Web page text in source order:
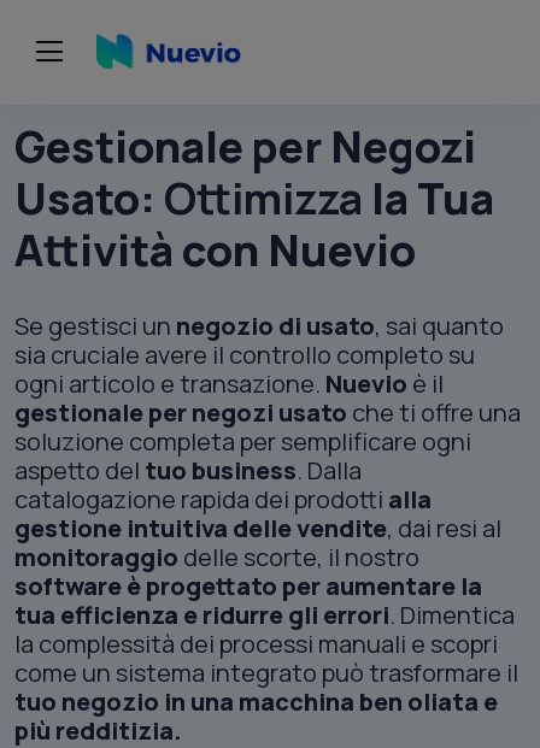
Gestionale per Negozi
Usato: Ottimizza la Tua
Attività con Nuevio
Se gestisci un negozio di usato, sai quanto
sia cruciale avere il controllo completo su
ogni articolo e transazione. Nuevio è il
gestionale per negozi usato che ti offre una
soluzione completa per semplificare ogni
aspetto del tuo business. Dalla
catalogazione rapida dei prodotti alla
gestione intuitiva delle vendite, dai resi al
monitoraggio delle scorte, il nostro
software è progettato per aumentare la
tua efficienza e ridurre gli errori. Dimentica
la complessità dei processi manuali e scopri
come un sistema integrato può trasformare il
tuo negozio in una macchina ben oliata e
più redditizia.